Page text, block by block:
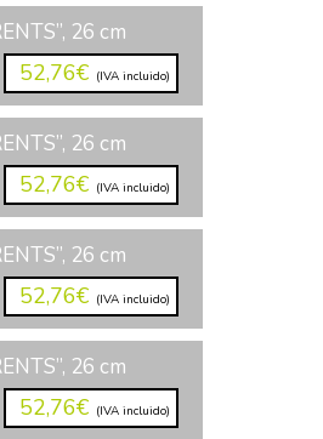
26 cm
52,76€ (IVA incluido)
26 cm
52,76€ (IVA incluido)
26 cm
52,76€ (IVA incluido)
26 cm
52,76€ (IVA incluido)